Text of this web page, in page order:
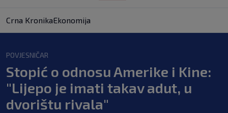
Crna KronikaEkonomija
POVJESNIČAR
Stopić o odnosu Amerike i Kine:
"Lijepo je imati takav adut, u
dvorištu rivala"